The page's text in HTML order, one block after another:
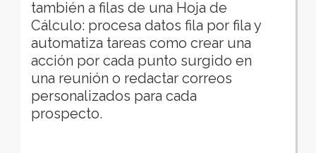
también a filas de una Hoja de
Cálculo: procesa datos fila por fila y
automatiza tareas como crear una
acción por cada punto surgido en
una reunión o redactar correos
personalizados para cada
prospecto.